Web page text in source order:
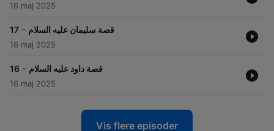
16 maj 2025
17 - قصة سليمان عليه السلام
16 maj 2025
16 - قصة داود عليه السلام
16 maj 2025
Vis flere episoder